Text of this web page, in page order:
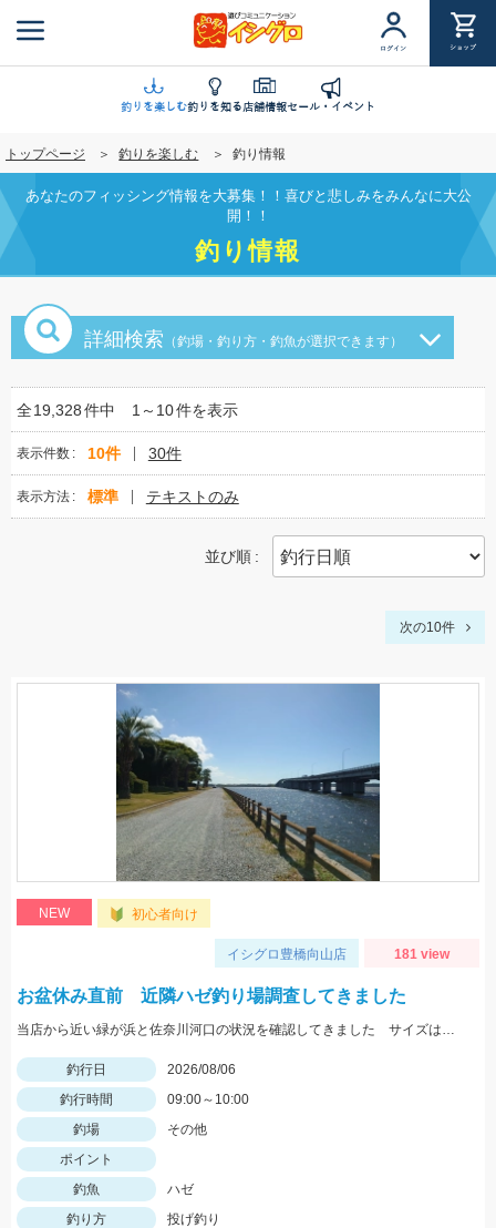
ン
に
移
動
ログイン ショップ
釣りを楽しむ釣りを知る店舗情報セール・イベント
トップページ 釣りを楽しむ 釣り情報
あなたのフィッシング情報を大募集！！喜びと悲しみをみんなに大公
開！！
釣り情報
詳細検索 （釣場・釣り方・釣魚が選択できます）
全19,328件中 1～10件を表示
表示件数 10件 30件
表示方法 標準 テキストのみ
並び順
次の10件
NEW 初心者向け
イシグロ豊橋向山店 181 view
お盆休み直前 近隣ハゼ釣り場調査してきました
当店から近い緑が浜と佐奈川河口の状況を確認してきました サイズはまだ小さめ 針サイズは6号がよさそうです
釣行日
2026/08/06
釣行時間
09:00～10:00
釣場
その他
ポイント
釣魚
ハゼ
釣り方
投げ釣り